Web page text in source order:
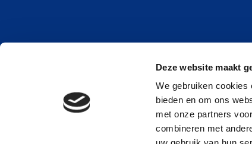
Deze website maakt
We gebruiken cookies
bieden en om ons
met onze partners
combineren met